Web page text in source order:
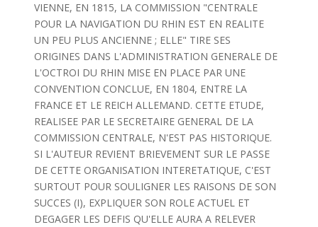
VIENNE, EN 1815, LA COMMISSION "CENTRALE
POUR LA NAVIGATION DU RHIN EST EN REALITE
UN PEU PLUS ANCIENNE ; ELLE" TIRE SES
ORIGINES DANS L'ADMINISTRATION GENERALE DE
L'OCTROI DU RHIN MISE EN PLACE PAR UNE
CONVENTION CONCLUE, EN 1804, ENTRE LA
FRANCE ET LE REICH ALLEMAND. CETTE ETUDE,
REALISEE PAR LE SECRETAIRE GENERAL DE LA
COMMISSION CENTRALE, N'EST PAS HISTORIQUE.
SI L'AUTEUR REVIENT BRIEVEMENT SUR LE PASSE
DE CETTE ORGANISATION INTERETATIQUE, C'EST
SURTOUT POUR SOULIGNER LES RAISONS DE SON
SUCCES (I), EXPLIQUER SON ROLE ACTUEL ET
DEGAGER LES DEFIS QU'ELLE AURA A RELEVER